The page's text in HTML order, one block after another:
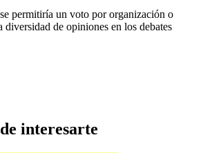
permitiría un voto por organización o
diversidad de opiniones en los debates
interesarte